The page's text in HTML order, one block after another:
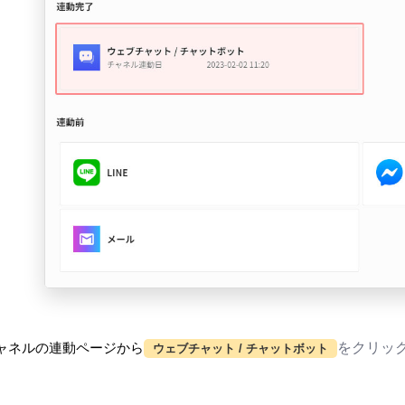
ネルの連動ページから ウェブチャット / チャットボット をクリッ